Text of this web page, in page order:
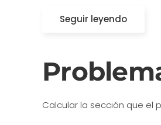
Seguir leyendo
Calcular la sección que el